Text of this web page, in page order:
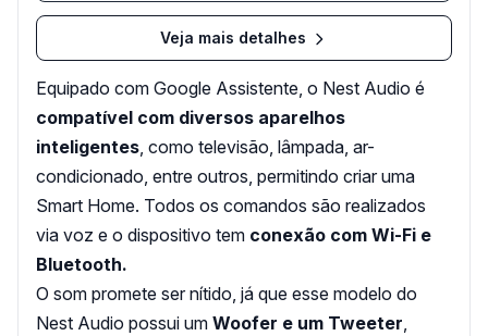
Veja mais detalhes
Equipado com Google Assistente, o Nest Audio é
compatível com diversos aparelhos
inteligentes, como televisão, lâmpada, ar-
condicionado, entre outros, permitindo criar uma
Smart Home. Todos os comandos são realizados
via voz e o dispositivo tem conexão com Wi-Fi e
Bluetooth.
O som promete ser nítido, já que esse modelo do
Nest Audio possui um Woofer e um Tweeter,